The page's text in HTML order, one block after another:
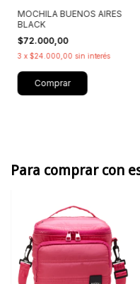
MOCHILA BUENOS AIRES
BLACK
$72.000,00
3 x $24.000,00 sin interés
Comprar
Para comprar con